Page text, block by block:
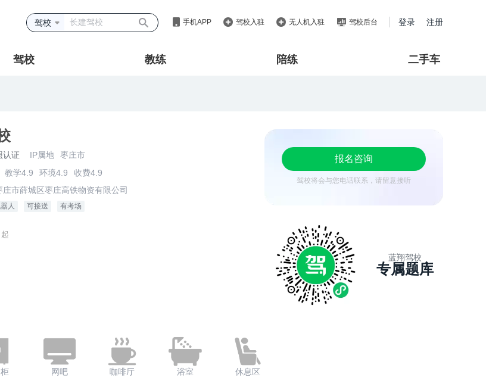
驾校 手机APP 驾校入驻 无人机入驻 驾校后台 登录 注册
驾校 教练 陪练 二手车
认证 IP属地
枣庄市
教学4.9 环境4.9
收费4.9
庄市薛城区枣庄高铁物资有限公司
人 可接送 有考场
起
报名咨询
驾校将会与您电话联系，请留意接听
蓝翔驾校
专属题库
网吧 咖啡厅 浴室 休息区